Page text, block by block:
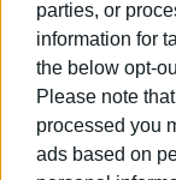
parties, or
information for
the below opt-
Please note
processed you
ads based on
«Ιωάννης
αύξηση στα 14
μήνα Ιανουάριο
2025, με το
13.592 επιβάτες.